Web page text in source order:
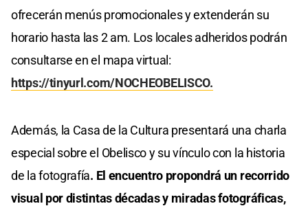
ofrecerán menús promocionales y extenderán su
horario hasta las 2 am. Los locales adheridos podrán
consultarse en el mapa virtual:
https://tinyurl.com/NOCHEOBELISCO.
Además, la Casa de la Cultura presentará una charla
especial sobre el Obelisco y su vínculo con la historia
de la fotografía. El encuentro propondrá un recorrido
visual por distintas décadas y miradas fotográficas,